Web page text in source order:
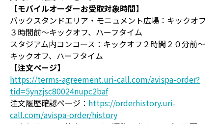
【モバイルオーダーお受取対象時間】
バックスタンドエリア・モニュメント広場：キックオフ
３時間前～キックオフ、ハーフタイム
スタジアム内コンコース：キックオフ２時間２０分前～
キックオフ、ハーフタイム
【注文ページ】
https://terms-agreement.uri-call.com/avispa-order?
tid=5ynzjsc80024nupc2baf
注文履歴確認ページ： https://orderhistory.uri-
call.com/avispa-order/history